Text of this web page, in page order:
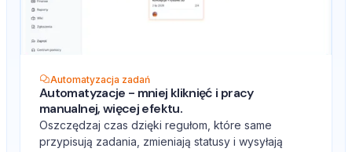
Automatyzacja zadań
Automatyzacje - mniej kliknięć i pracy
manualnej, więcej efektu.
Oszczędzaj czas dzięki regułom, które same
przypisują zadania, zmieniają statusy i wysyłają